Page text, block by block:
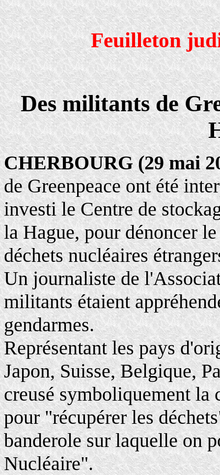
Feuilleton
Des militants de
CHERBOURG (29 mai
de Greenpeace ont été
investi le Centre de
la Hague, pour dénoncer
déchets nucléaires
Un journaliste de
militants étaient
gendarmes.
Représentant les pays
Japon, Suisse, Belgique,
creusé symboliquement la
pour "récupérer les
banderole sur laquelle on
Nucléaire".